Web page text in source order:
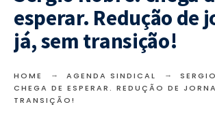
esperar. Redução de
já, sem transição!
HOME AGENDA SINDICAL
CHEGA DE ESPERAR. REDUÇÃO DE
TRANSIÇÃO!